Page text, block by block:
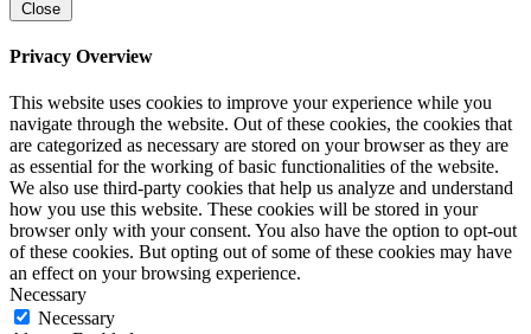
Close
Privacy Overview
This website uses cookies to improve your experience while you
navigate through the website. Out of these cookies, the cookies that
are categorized as necessary are stored on your browser as they are
as essential for the working of basic functionalities of the website.
We also use third-party cookies that help us analyze and understand
how you use this website. These cookies will be stored in your
browser only with your consent. You also have the option to opt-out
of these cookies. But opting out of some of these cookies may have
an effect on your browsing experience.
Necessary
Necessary